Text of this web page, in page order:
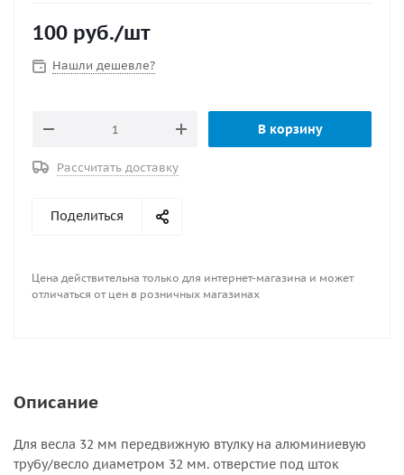
100 руб./шт
Нашли дешевле?
В корзину
Рассчитать доставку
Поделиться
Цена действительна только для интернет-магазина и может
отличаться от цен в розничных магазинах
Описание
Для весла 32 мм передвижную втулку на алюминиевую
трубу/весло диаметром 32 мм. отверстие под шток